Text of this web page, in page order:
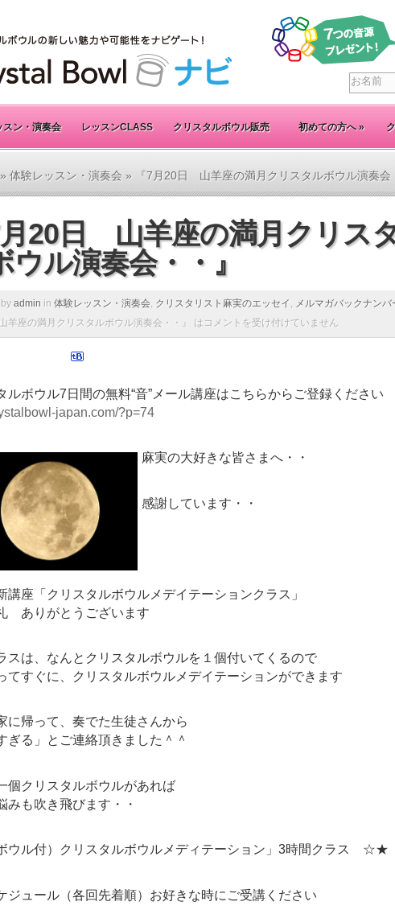
スン・演奏会 レッスンCLASS クリスタルボウル販売 初めての方へ»
» 体験レッスン・演奏会 » 『7月20日 山羊座の満月クリスタルボウル演奏会
月20日 山羊座の満月クリス
ウル演奏会・・』
admin in 体験レッスン・演奏会, クリスタリスト麻実のエッセイ , メルマガバックナンバ
座の満月クリスタルボウル演奏会・・』 は コメントを受け付けていません
ルボウル7日間の無料“音”メール講座はこちらからご登録ください
japan.com/?p=74
麻実の大好きな皆さまへ・・
感謝しています・・
講座「クリスタルボウルメデイテーションクラス」
ありがとうございます
スは、なんとクリスタルボウルを１個付いてくるので
てすぐに、クリスタルボウルメデイテーションができます
に帰って、奏でた生徒さんから
ぎる」とご連絡頂きました＾＾
個クリスタルボウルがあれば
みも吹き飛びます・・
ル付）クリスタルボウルメディテーション」3時間クラス ☆★
ジュール（各回先着順）お好きな時にご受講ください